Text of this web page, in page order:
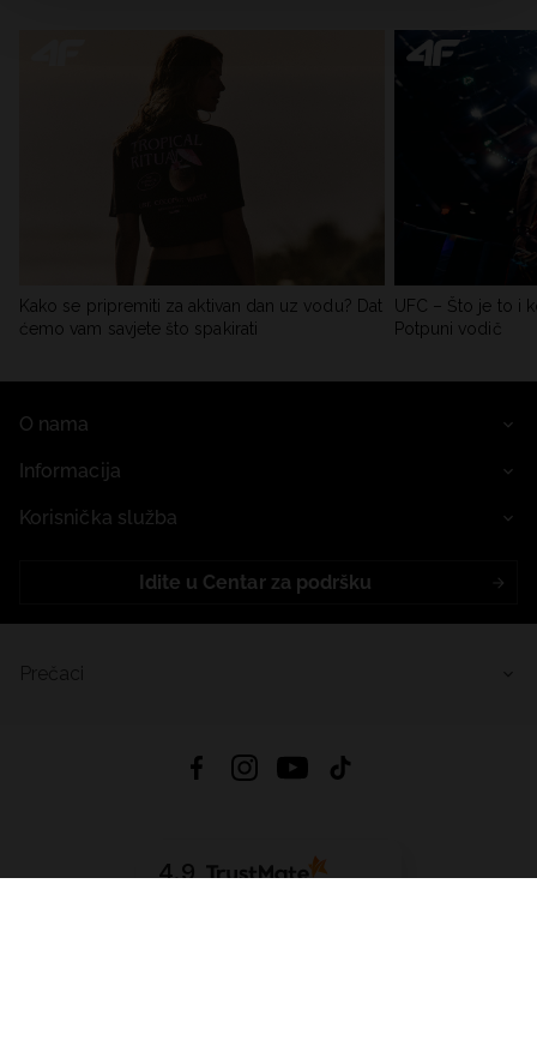
Kako se pripremiti za aktivan dan uz vodu? Dat
ćemo vam savjete što spakirati
UFC – Što je to i
Potpuni vodič
O nama
Informacija
Korisnička služba
Idite u Centar za podršku
4.9